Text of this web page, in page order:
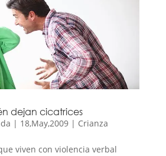
dejan cicatrices
| 18,May,2009| Crianza
viven con violencia verbal